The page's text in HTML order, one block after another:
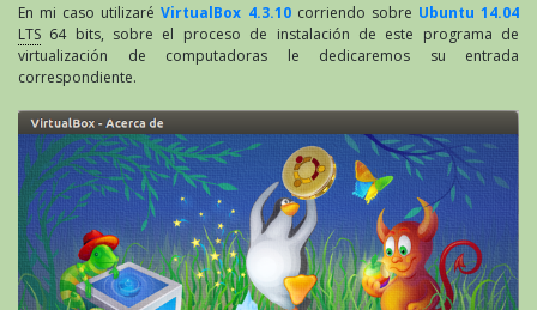
En mi caso utilizaréVirtualBox 4.3.10 corriendo sobre Ubuntu 14.04
LTS 64 bits, sobre el proceso de instalación de este programa de
virtualización de computadoras le dedicaremos su entrada
correspondiente.